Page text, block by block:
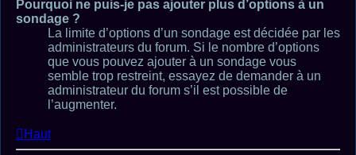
Pourquoi ne puis-je pas ajouter plus d’options à un
sondage ?
La limite d’options d’un sondage est décidée par les
administrateurs du forum. Si le nombre d’options
que vous pouvez ajouter à un sondage vous
semble trop restreint, essayez de demander à un
administrateur du forum s’il est possible de
l’augmenter.
Haut